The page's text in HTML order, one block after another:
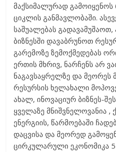
მაქსიმალურად
ციკლის განმავლობაში.
საშუალებას
ბიზნესში დავაბრუნოთ
გარემოზე ზემოქმედებას
ერთის მხრივ, ნარჩენს არ
ნაგავსაყრელზე და მეორეს
რესურსის ხელახალი
ახალ, ინოვაციურ ბიზნეს-
ყველაზე მნიშვნელოვანია ,
ენერგიის, წარმოებაში
დაცვისა და მეორედ
ცირკულარული ეკონომიკა